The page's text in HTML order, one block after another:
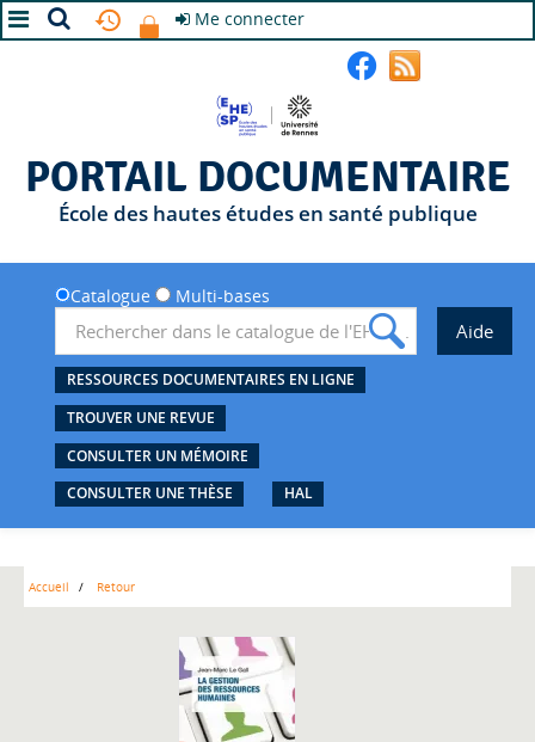
Me connecter
PORTAIL DOCUMENTAIRE
École des hautes études en santé publique
Catalogue Multi-bases
RESSOURCES DOCUMENTAIRES EN LIGNE
TROUVER UNE REVUE
CONSULTER UN MÉMOIRE
CONSULTER UNE THÈSE
HAL
Accueil Retour